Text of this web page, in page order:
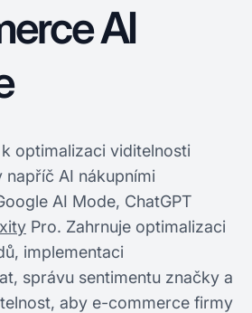
AI
optimalizaci viditelnosti
AI nákupními
AI Mode, ChatGPT
Pro. Zahrnuje optimalizaci
implementaci
správu sentimentu značky a
aby e-commerce firmy